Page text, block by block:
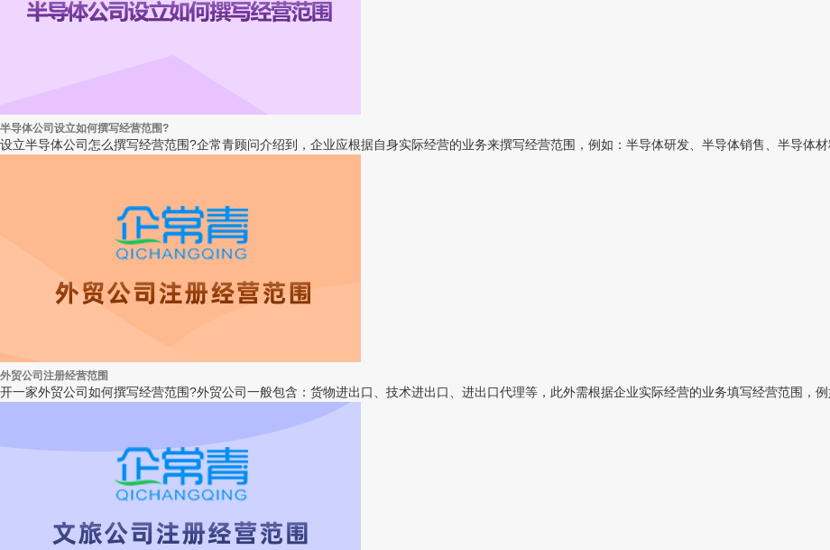
半导体公司设立如何撰写经营范围?
设立半导体公司怎么撰写经营范围?企常青顾问介绍到，企业应根据自身实际经营的业务来撰写经营范围，例如：半导体研发、半导体销售、半导体材
外贸公司注册经营范围
开一家外贸公司如何撰写经营范围?外贸公司一般包含：货物进出口、技术进出口、进出口代理等，此外需根据企业实际经营的业务填写经营范围，例